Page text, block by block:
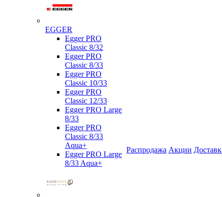
EGGER
Egger PRO
Classic 8/32
Egger PRO
Classic 8/33
Egger PRO
Classic 10/33
Egger PRO
Classic 12/33
Egger PRO Large
8/33
Egger PRO
Classic 8/33
Aqua+
Egger PRO Large
8/33 Aqua+
Распродажа Акции